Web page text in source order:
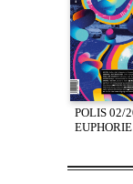
POLIS 02/
EUPHORIE